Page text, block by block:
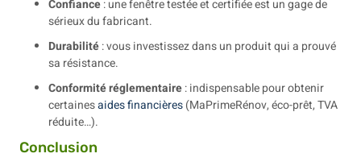
Confiance: une fenêtre testée et certifiée est un gage de
sérieux du fabricant.
Durabilité: vous investissez dans un produit qui a prouvé
sa résistance.
Conformité réglementaire: indispensable pour obtenir
certainesaides financières(MaPrimeRénov, éco-prêt, TVA
réduite…).
Conclusion